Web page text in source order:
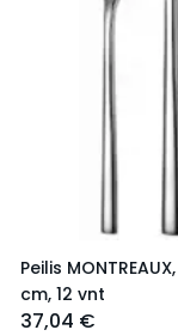
Peilis
cm, 12 vnt
37,04 €